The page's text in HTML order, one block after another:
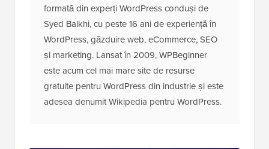
formată din experți WordPress conduși de
Syed Balkhi, cu peste 16 ani de experiență în
WordPress, găzduire web, eCommerce, SEO
și marketing. Lansat în 2009, WPBeginner
este acum cel mai mare site de resurse
gratuite pentru WordPress din industrie și este
adesea denumit Wikipedia pentru WordPress.